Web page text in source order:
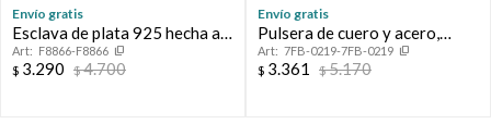
Envío gratis
Esclava de plata 925 hecha a
mano.F8866-F8866
$ 3.290 $4.700
Envío gratis
Pulsera de cuero y acero,
FRANk.7FB-0219-7FB-0219
$ 3.361 $5.170